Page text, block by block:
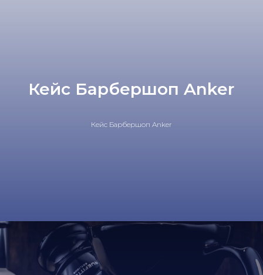
Кейс Барбершоп Anker
Кейс Барбершоп Anker